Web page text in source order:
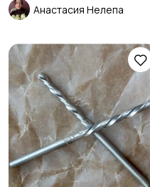
Анастасия Нелепа